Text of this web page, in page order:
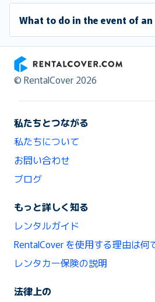
What to do in the event of an
RentalCover
© RentalCover 2026
私たちとつながる
私たちについて
お問い合わせ
ブログ
もっと詳しく知る
レンタルガイド
RentalCover を使用する理由は何
レンタカー保険の説明
法律上の